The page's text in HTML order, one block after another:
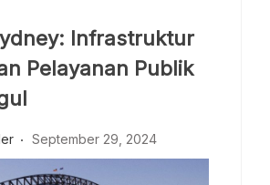
Infrastruktur
Pelayanan Publik
September 29, 2024